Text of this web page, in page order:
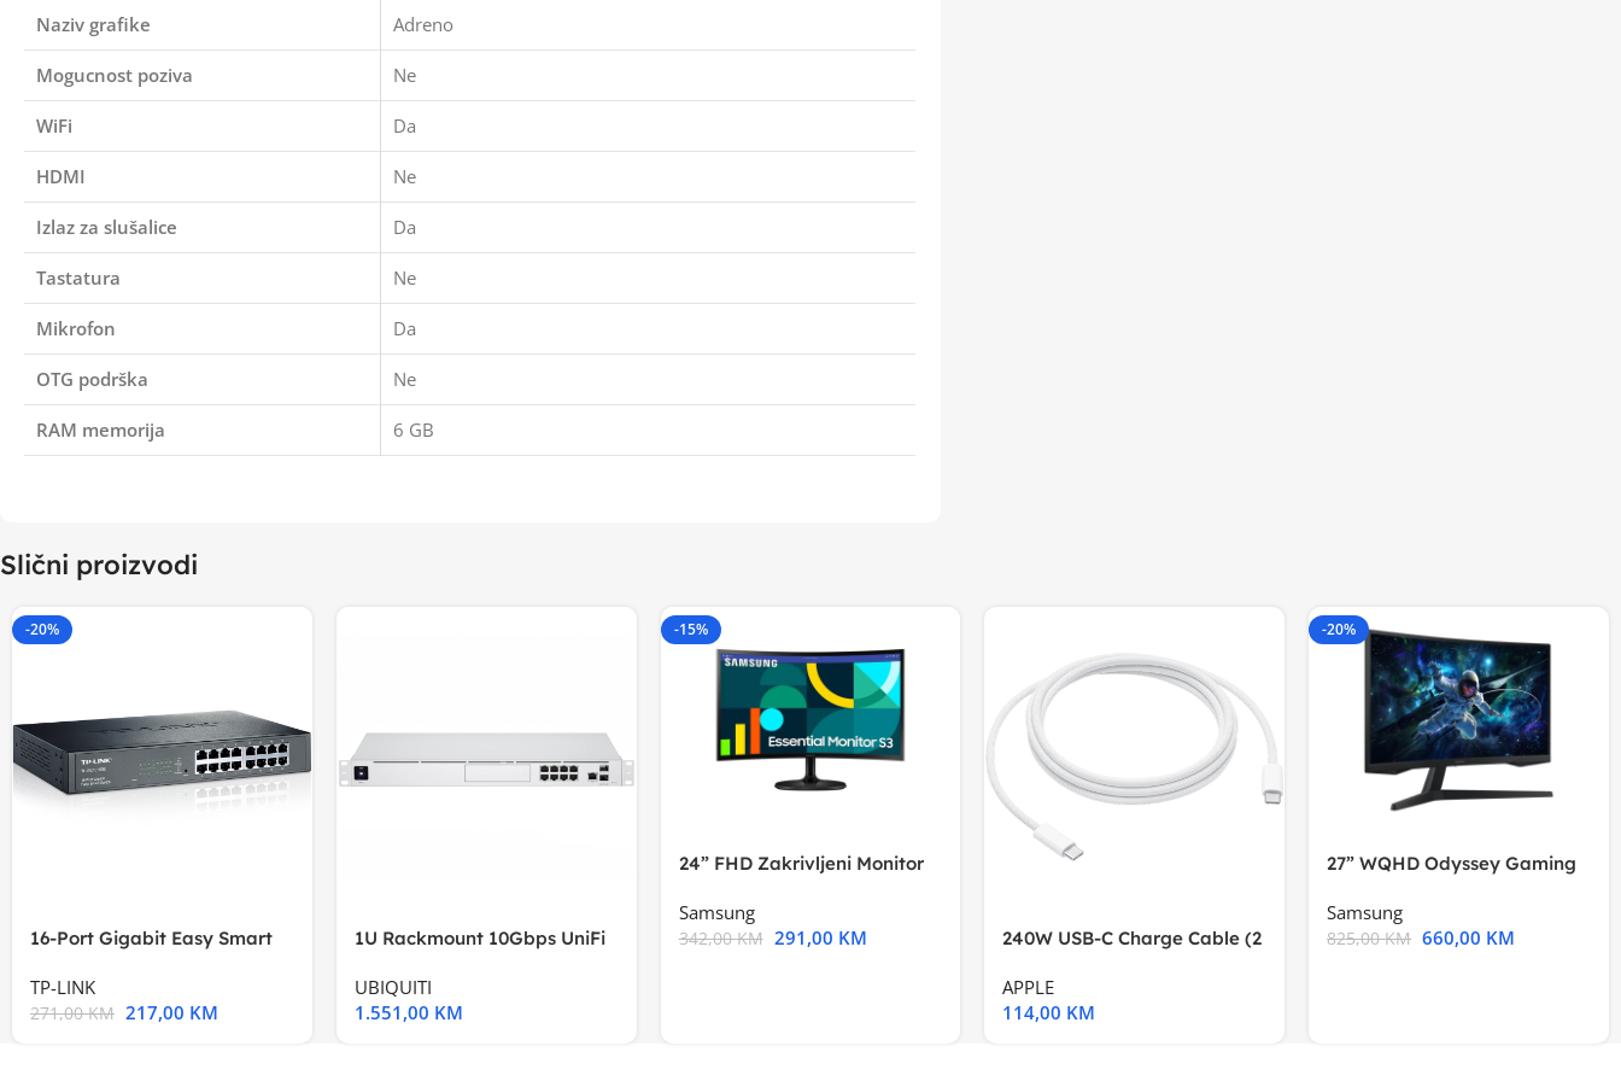
Naziv grafike Adreno
Mogucnost poziva Ne
WiFi Da
HDMI Ne
Izlaz za slušalice Da
Tastatura Ne
Mikrofon Da
OTG podrška Ne
RAM memorija 6 GB
Slični proizvodi
-20%
16-Port Gigabit Easy Smart
TP-LINK
271,00KM 217,00 KM
1U Rackmount 10Gbps UniFi
UBIQUITI
1.551,00 KM
-15%
24” FHD Zakrivljeni Monitor
Samsung
342,00KM 291,00 KM
240W USB-C Charge Cable (2
APPLE
114,00 KM
-20%
27” WQHD Odyssey Gaming
Samsung
825,00KM 660,00 KM